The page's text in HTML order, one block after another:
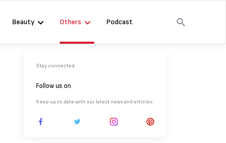
Beauty Others Podcast
Stay connected
Follow us on
Keep up to date with our latest news and articles.